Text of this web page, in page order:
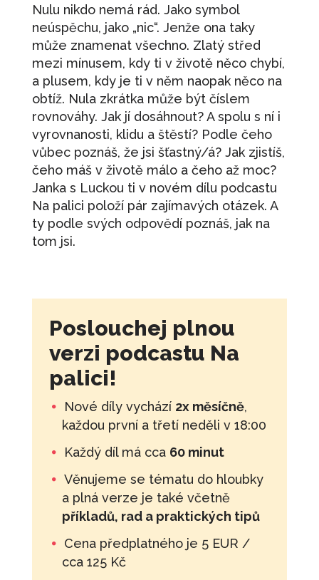
Nulu nikdo nemá rád. Jako symbol
neúspěchu, jako „nic“. Jenže ona taky
může znamenat všechno. Zlatý střed
mezi mínusem, kdy ti v životě něco chybí,
a plusem, kdy je ti v něm naopak něco na
obtíž. Nula zkrátka může být číslem
rovnováhy. Jak jí dosáhnout? A spolu s ní i
vyrovnanosti, klidu a štěstí? Podle čeho
vůbec poznáš, že jsi šťastný/á? Jak zjistíš,
čeho máš v životě málo a čeho až moc?
Janka s Luckou ti v novém dílu podcastu
Na palici položí pár zajímavých otázek. A
ty podle svých odpovědí poznáš, jak na
tom jsi.
Poslouchej plnou
verzi podcastu Na
palici!
Nové díly vychází 2x měsíčně,
každou první a třetí neděli v 18:00
Každý díl má cca 60 minut
Věnujeme se tématu do hloubky
a plná verze je také včetně
příkladů, rad a praktických tipů
Cena předplatného je 5 EUR /
cca 125 Kč